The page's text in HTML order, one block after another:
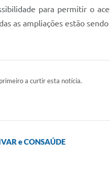
para permitir o
as ampliações estão
a curtir esta notícia.
e CONSAÚDE